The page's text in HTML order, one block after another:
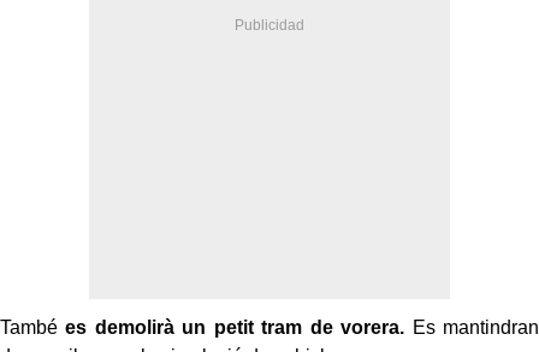
Tambées demolirà un petit tram de vorera. Es mantindran